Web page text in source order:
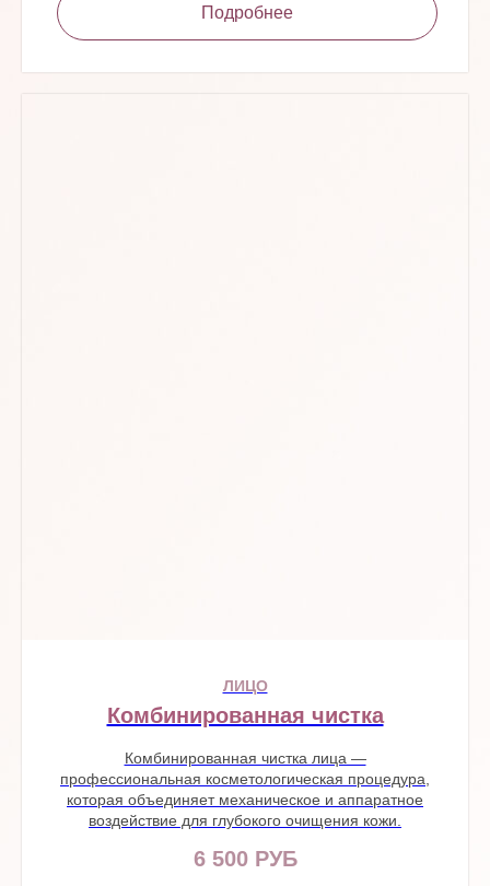
Подробнее
ЛИЦО
Комбинированная чистка
Комбинированная чистка лица —
профессиональная косметологическая процедура,
которая объединяет механическое и аппаратное
воздействие для глубокого очищения кожи.
6 500 РУБ